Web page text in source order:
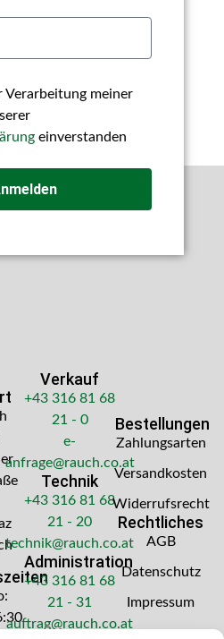
Verarbeitung meiner
einverstanden
Verkauf
+43 316 81 68
21 - 0
e-
anfrage@rauch.co.at
Technik
+43 316 81 68
21 - 20
technik@rauch.co.at
Administration
+43 316 81 68
21 - 31
auftrag@rauch.co.at
Bestellungen
Zahlungsarten
Versandkosten
Widerrufsrecht
Rechtliches
AGB
Datenschutz
Impressum